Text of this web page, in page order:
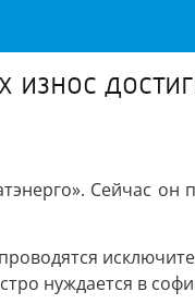
Сейчас
нуждается в